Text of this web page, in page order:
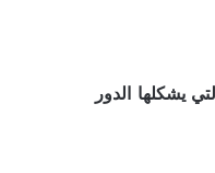
يشكلها الدور